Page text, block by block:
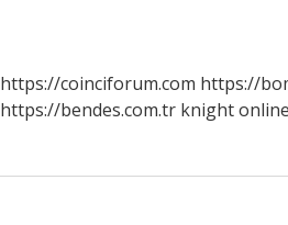
https://coinciforum.com https://
https://bendes.com.tr knight online